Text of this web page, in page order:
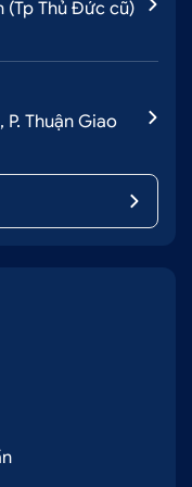
nhất hiện nay
ô tô
nên lắp
từng chất liệu và
Quý Khách
(Tp Thủ Đức cũ)
P. Thuận Giao